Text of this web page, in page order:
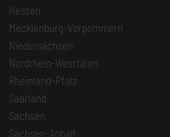
Hessen
Mecklenburg-Vorpommern
Niedersachsen
Nordrhein-Westfalen
Rheinland-Pfalz
Saarland
Sachsen
Sachsen-Anhalt